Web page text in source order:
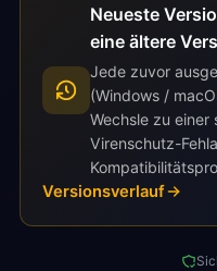
Neueste
eine ältere
Jede zuvor
(Windows /
Wechsle zu einer
Virenschutz-
Versionsverlauf